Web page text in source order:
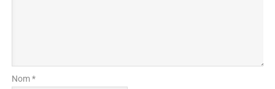
Nom *